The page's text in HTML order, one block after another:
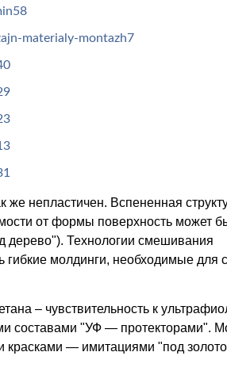
же непластичен. Вспененная
от формы поверхность может
дерево"). Технологии смешивания
гибкие молдинги, необходимые для
– чувствительность к
составами "УФ — протекторами".
красками — имитациями "под